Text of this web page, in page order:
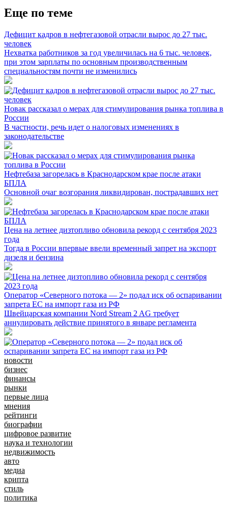
Еще по теме
Дефицит кадров в нефтегазовой отрасли вырос до 27 тыс.
человек
Нехватка работников за год увеличилась на 6 тыс. человек,
при этом зарплаты по основным производственным
специальностям почти не изменились
Новак рассказал о мерах для стимулирования рынка топлива в
России
В частности, речь идет о налоговых изменениях в
законодательстве
Нефтебаза загорелась в Краснодарском крае после атаки
БПЛА
Основной очаг возгорания ликвидирован, пострадавших нет
Цена на летнее дизтопливо обновила рекорд с сентября 2023
года
Тогда в России впервые ввели временный запрет на экспорт
дизеля и бензина
Оператор «Северного потока — 2» подал иск об оспаривании
запрета ЕС на импорт газа из РФ
Швейцарская компании Nord Stream 2 AG требует
аннулировать действие принятого в январе регламента
новости
бизнес
финансы
рынки
первые лица
мнения
рейтинги
биографии
цифровое развитие
наука и технологии
недвижимость
авто
медиа
крипта
стиль
политика